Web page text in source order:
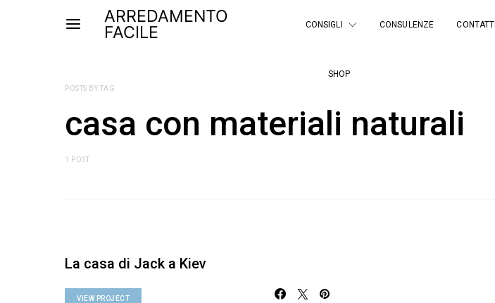
ARREDAMENTO
FACILE
CONSIGLI CONSULENZE CONTATTI
SHOP
POSTS BY TAG
casa con materiali naturali
1 POST
La casa di Jack a Kiev
VIEW PROJECT